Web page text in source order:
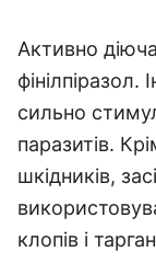
Активно
сильно
паразитів.
шкідників,
клопів і